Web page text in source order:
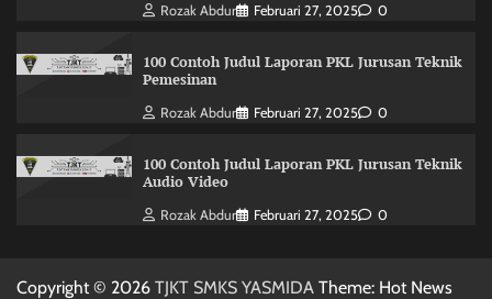
Rozak Abdur Februari 27, 2025 0
100 Contoh Judul Laporan PKL Jurusan Teknik
Pemesinan
Rozak Abdur Februari 27, 2025 0
100 Contoh Judul Laporan PKL Jurusan Teknik
Audio Video
Rozak Abdur Februari 27, 2025 0
Copyright © 2026 TJKT SMKS YASMIDA Theme: Hot News